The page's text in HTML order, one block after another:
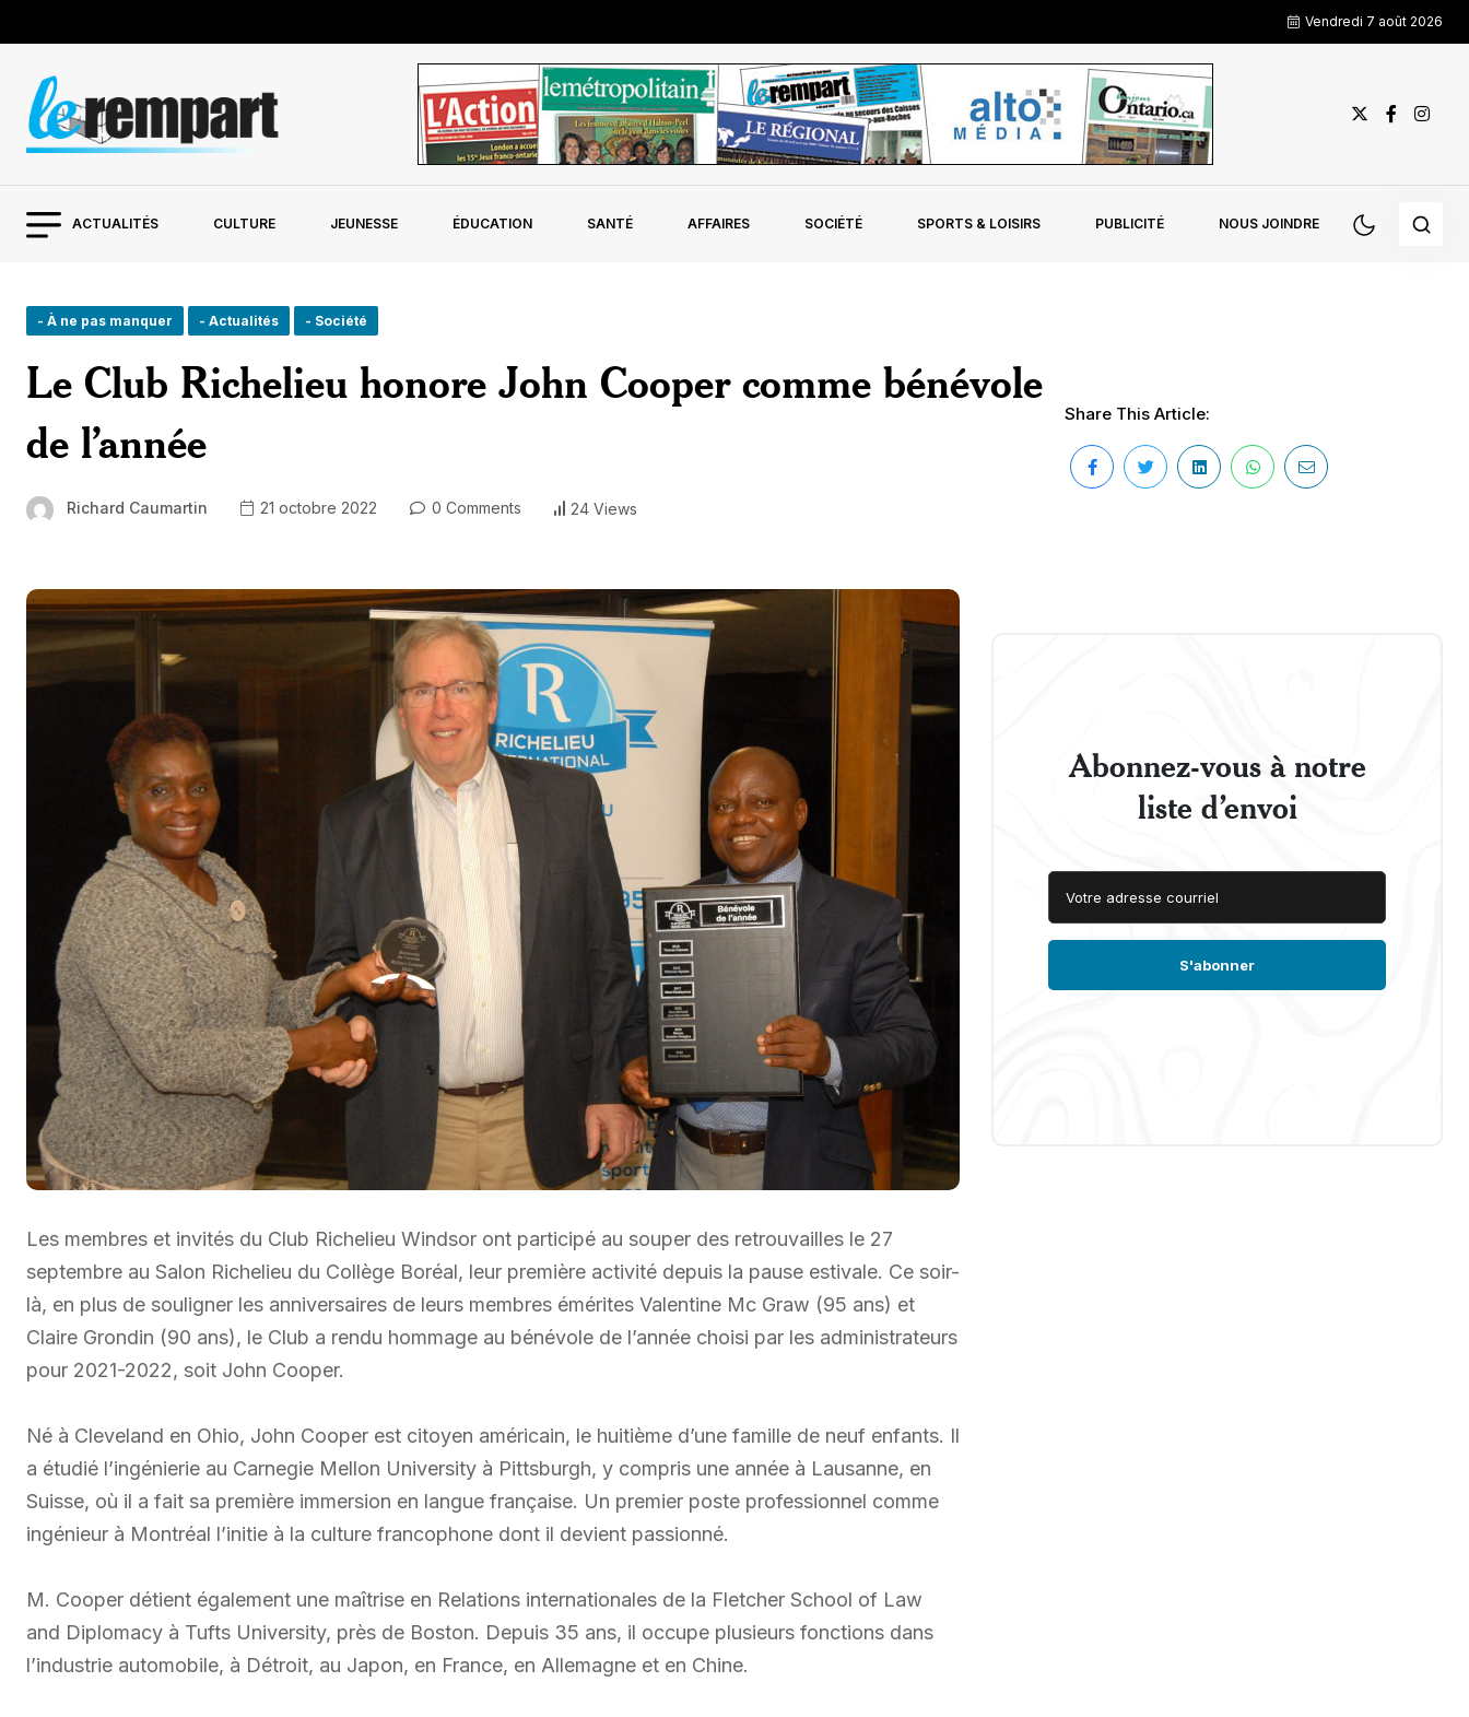
Vendredi 7 août 2026
ACTUALITÉS CULTURE JEUNESSE ÉDUCATION SANTÉ AFFAIRES SOCIÉTÉ SPORTS & LOISIRS PUBLICITÉ NOUS JOINDRE
- À ne pas manquer - Actualités - Société
Le Club Richelieu honore John Cooper comme bénévole
de l’année
Richard Caumartin 21 octobre 2022 0 Comments 24 Views
Share This Article:
Les membres et invités du Club Richelieu Windsor ont participé au souper des retrouvailles le 27
septembre au Salon Richelieu du Collège Boréal, leur première activité depuis la pause estivale. Ce soir-
là, en plus de souligner les anniversaires de leurs membres émérites Valentine Mc Graw (95 ans) et
Claire Grondin (90 ans), le Club a rendu hommage au bénévole de l’année choisi par les administrateurs
pour 2021-2022, soit John Cooper.
Né à Cleveland en Ohio, John Cooper est citoyen américain, le huitième d’une famille de neuf enfants. Il
a étudié l’ingénierie au Carnegie Mellon University à Pittsburgh, y compris une année à Lausanne, en
Suisse, où il a fait sa première immersion en langue française. Un premier poste professionnel comme
ingénieur à Montréal l’initie à la culture francophone dont il devient passionné.
M. Cooper détient également une maîtrise en Relations internationales de la Fletcher School of Law
and Diplomacy à Tufts University, près de Boston. Depuis 35 ans, il occupe plusieurs fonctions dans
l’industrie automobile, à Détroit, au Japon, en France, en Allemagne et en Chine.
Abonnez-vous à notre
liste d’envoi